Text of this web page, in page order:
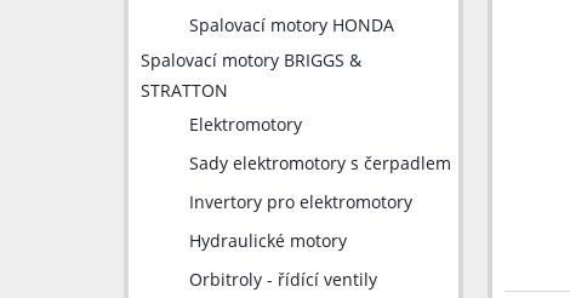
Spalovací motory HONDA
Spalovací motory BRIGGS &
STRATTON
Elektromotory
Sady elektromotory s čerpadlem
Invertory pro elektromotory
Hydraulické motory
Orbitroly - řídící ventily